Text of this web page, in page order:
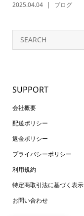
2025.04.04 ブログ
SUPPORT
会社概要
配送ポリシー
返金ポリシー
プライバシーポリシー
利用規約
特定商取引法に基づく表示
お問い合わせ